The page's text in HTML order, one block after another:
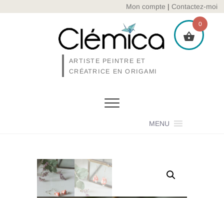
Mon compte | Contactez-moi
ARTISTE PEINTRE ET
CRÉATRICE EN ORIGAMI
MENU
0